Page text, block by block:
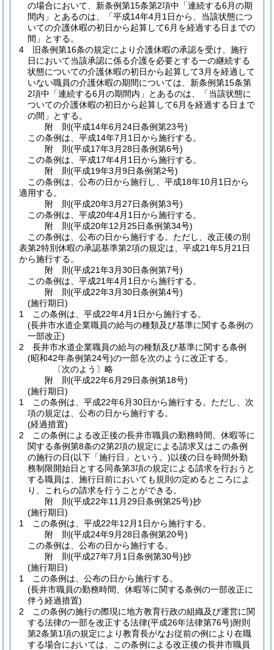
の場合において、新条例第15条第2項中「連続する6月の期
間内」とあるのは、「平成14年4月1日から、当該状態につ
いての介護休暇の初日から起算して6月を経過する日までの
間」とする。
4
旧条例第16条の規定により介護休暇の承認を受け、施行
日において当該承認に係る介護を必要とする一の継続する
状態についての介護休暇の初日から起算して3月を経過して
いない職員の介護休暇の期間については、新条例第15条第
2項中「連続する6月の期間内」とあるのは、「当該状態に
ついての介護休暇の初日から起算して6月を経過する日まで
の間」とする。
附 則(平成14年6月24日条例第23号)
この条例は、平成14年7月1日から施行する。
附 則(平成17年3月28日条例第6号)
この条例は、平成17年4月1日から施行する。
附 則(平成19年3月9日条例第2号)
この条例は、公布の日から施行し、平成18年10月1日から
適用する。
附 則(平成20年3月27日条例第3号)
この条例は、平成20年4月1日から施行する。
附 則(平成20年12月25日条例第34号)
この条例は、公布の日から施行する。 ただし、改正後の別
表第2特別休暇の承認基準第2項の規定は、平成21年5月21日
から施行する。
附 則(平成21年3月30日条例第7号)
この条例は、平成21年4月1日から施行する。
附 則(平成22年3月30日条例第4号)
(施行期日)
1
この条例は、平成22年4月1日から施行する。
(長井市水道企業職員の給与の種類及び基準に関する条例の
一部改正)
2
長井市水道企業職員の給与の種類及び基準に関する条例
(昭和42年条例第24号)の一部を次のように改正する。
〔次のよう〕略
附 則(平成22年6月29日条例第18号)
(施行期日)
1
この条例は、平成22年6月30日から施行する。 ただし、次
項の規定は、公布の日から施行する。
(経過措置)
2
この条例による改正後の長井市職員の勤務時間、休暇等に
関する条例第8条の2第2項の規定による請求又はこの条例
の施行の日(以下「施行日」という。)以後の日を時間外勤
務制限開始日とする同条第3項の規定による請求を行おうと
する職員は、施行日前においても規則の定めるところによ
り、これらの請求を行うことができる。
附 則(平成22年11月29日条例第25号)抄
(施行期日)
1
この条例は、平成22年12月1日から施行する。
附 則(平成24年9月28日条例第20号)
この条例は、公布の日から施行する。
附 則(平成27年7月1日条例第30号)抄
(施行期日)
1
この条例は、公布の日から施行する。
(長井市職員の勤務時間、休暇等に関する条例の一部改正に
伴う経過措置)
2
この条例の施行の際現に地方教育行政の組織及び運営に関
する法律の一部を改正する法律(平成26年法律第76号)附則
第2条第1項の規定により教育長がなお従前の例により在職
する場合においては、この条例による改正後の長井市職員